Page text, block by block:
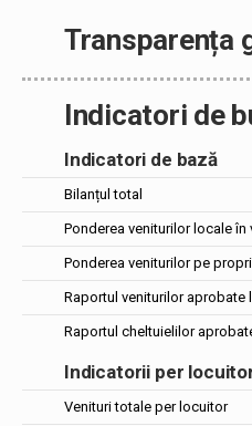
Transparența
Indicatori de
Indicatori de bază
Bilanțul total
Ponderea veniturilor locale în
Ponderea veniturilor pe
Raportul veniturilor aprobate
Raportul cheltuielilor
Indicatorii per
Venituri totale per locuitor